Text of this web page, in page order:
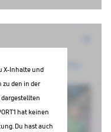
X-Inhalte und
zu den in der
dargestellten
hat keinen
Du hast auch